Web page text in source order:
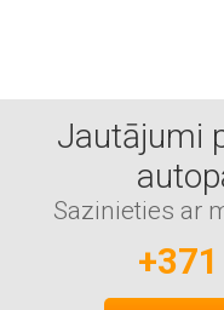
Jautājumi
Sazinieties ar